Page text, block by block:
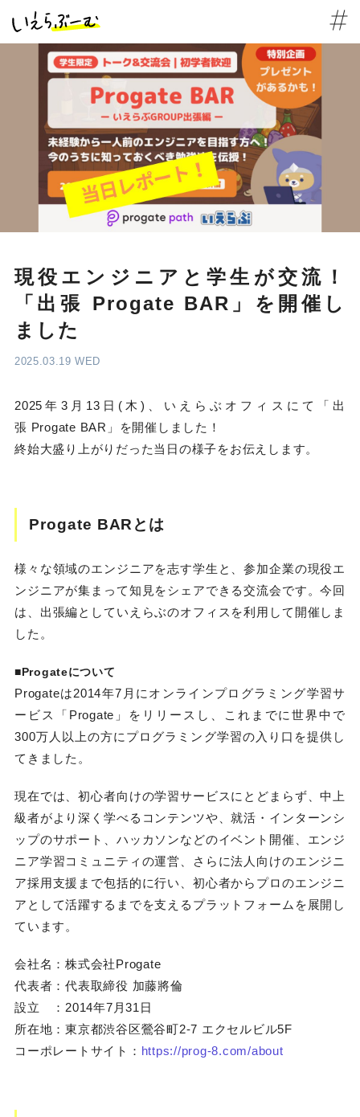
現役エンジニアと学生が交流！
「出張 Progate BAR」を開催し
ました
2025.03.19 WED
2025年3月13日(木)、いえらぶオフィスにて「出
張 Progate BAR」を開催しました！
終始大盛り上がりだった当日の様子をお伝えします。
Progate BARとは
様々な領域のエンジニアを志す学生と、参加企業の現役エ
ンジニアが集まって知見をシェアできる交流会です。今回
は、出張編としていえらぶのオフィスを利用して開催しま
した。
■Progateについて
Progateは2014年7月にオンラインプログラミング学習サ
ービス「Progate」をリリースし、これまでに世界中で
300万人以上の方にプログラミング学習の入り口を提供し
てきました。
現在では、初心者向けの学習サービスにとどまらず、中上
級者がより深く学べるコンテンツや、就活・インターンシ
ップのサポート、ハッカソンなどのイベント開催、エンジ
ニア学習コミュニティの運営、さらに法人向けのエンジニ
ア採用支援まで包括的に行い、初心者からプロのエンジニ
アとして活躍するまでを支えるプラットフォームを展開し
ています。
会社名：株式会社Progate
代表者：代表取締役 加藤將倫
設立 ：2014年7月31日
所在地：東京都渋谷区鶯谷町2-7 エクセルビル5F
コーポレートサイト： https://prog-8.com/about